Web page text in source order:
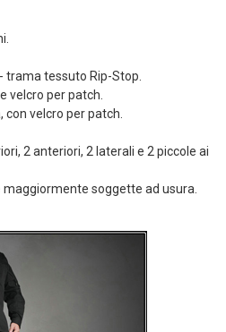
trama tessuto Rip-Stop.
velcro per patch.
velcro per patch.
2 anteriori, 2 laterali e 2 piccole ai
soggette ad usura.